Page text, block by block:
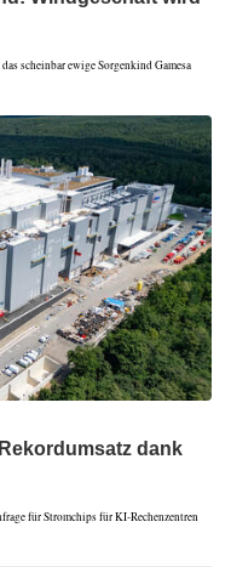
scheinbar ewige Sorgenkind Gamesa
dank
für Stromchips für KI-Rechenzentren